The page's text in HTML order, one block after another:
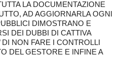
LA DOCUMENTAZIONE
AD AGGIORNARLA OGNI
DIMOSTRANO E
DEI DUBBI DI CATTIVA
NON FARE I CONTROLLI
DEL GESTORE E INFINE A